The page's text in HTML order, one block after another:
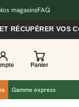
magasinsFAQ
VOS
Gamme express